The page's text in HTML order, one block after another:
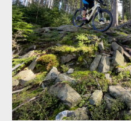
Whyte Kado v akci
Whyte Kado v akci
Whyte Kado v akci
Whyte Kado v akci
Whyte Kado v akci